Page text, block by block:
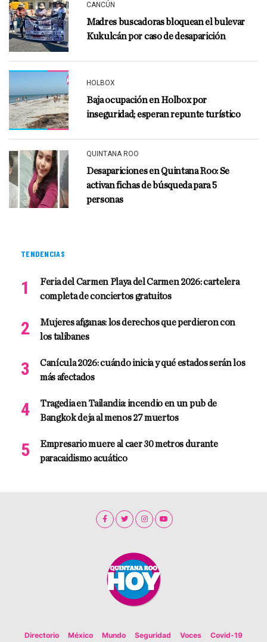
CANCÚN
Madres buscadoras bloquean el bulevar
Kukulcán por caso de desaparición
HOLBOX
Baja ocupación en Holbox por
inseguridad; esperan repunte turístico
QUINTANA ROO
Desapariciones en Quintana Roo: Se
activan fichas de búsqueda para 5
personas
TENDENCIAS
Feria del Carmen Playa del Carmen 2026: cartelera
completa de conciertos gratuitos
Mujeres afganas: los derechos que perdieron con
los talibanes
Canícula 2026: cuándo inicia y qué estados serán los
más afectados
Tragedia en Tailandia: incendio en un pub de
Bangkok deja al menos 27 muertos
Empresario muere al caer 30 metros durante
paracaidismo acuático
Directorio México Mundo Seguridad Voces Covid-19